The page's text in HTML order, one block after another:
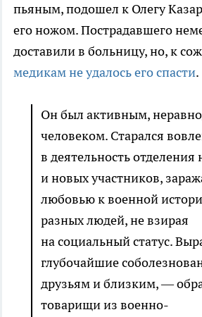
пьяным, подошел к Олегу
его ножом. Пострадавшего
доставили в больницу, но, к
медикам не удалось его спасти.
Он был активным,
человеком. Старался
в деятельность отделения
и новых участников,
любовью к военной
разных людей, не взирая
на социальный статус.
глубочайшие
друзьям и близким, —
товарищи из военно-